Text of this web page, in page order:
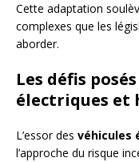
Cette adaptation
complexes que les
aborder.
Les défis
électriques et
L’essor des véhicules
l’approche du risque